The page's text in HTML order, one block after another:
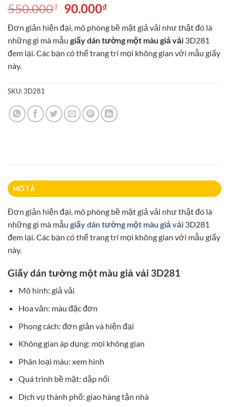
550.000₫
Giá
là:
550.000₫.
90.000₫Giá
hiện
tại
là:
90.000₫.
Đơn giản hiện đại, mô phòng bề mặt giả vải như thật đó là
những gì mà mẫu giấy dán tường một màu giả vải 3D281
đem lại. Các bạn có thể trang trí mọi không gian với mẫu giấy
này.
SKU:3D281
MÔ TẢ
Đơn giản hiện đại, mô phòng bề mặt giả vải như thật đó là
những gì mà mẫu giấy dán tường một màu giả vải 3D281
đem lại. Các bạn có thể trang trí mọi không gian với mẫu giấy
này.
Giấy dán tường một màu giả vải 3D281
Mô hình: giả vải
Hoa văn: màu đặc đơn
Phong cách: đơn giản và hiện đại
Không gian áp dụng: mọi không gian
Phân loại màu: xem hình
Quá trình bề mặt: dập nổi
Dịch vụ thành phố: giao hàng tận nhà